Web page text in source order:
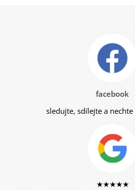
facebook
sledujte, sdílejte a
★★★★★